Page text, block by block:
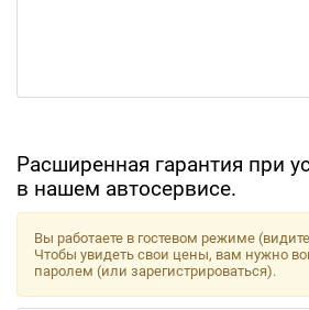
Расширенная гарантия при
в нашем автосервисе.
Вы работаете в гостевом режиме
Чтобы увидеть свои цены, вам нужно
паролем (или зарегистрироваться).